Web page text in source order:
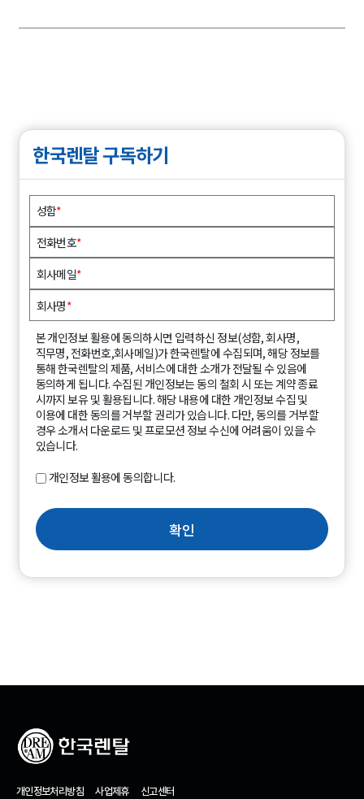
한국렌탈 구독하기
성함*
전화번호*
회사메일*
회사명*
본 개인정보 활용에 동의하시면 입력하신 정보(성함, 회사명,
직무명, 전화번호,회사메일)가 한국렌탈에 수집되며, 해당 정보를
통해 한국렌탈의 제품, 서비스에 대한 소개가 전달될 수 있음에
동의하게 됩니다. 수집된 개인정보는 동의 철회 시 또는 계약 종료
시까지 보유 및 활용됩니다. 해당 내용에 대한 개인정보 수집 및
이용에 대한 동의를 거부할 권리가 있습니다. 다만, 동의를 거부할
경우 소개서 다운로드 및 프로모션 정보 수신에 어려움이 있을 수
있습니다.
개인정보 활용에 동의합니다.
확인
개인정보처리방침 사업제휴 신고센터